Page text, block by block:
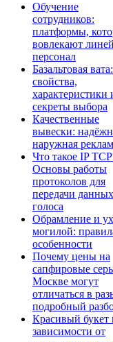
Обучение
сотрудников:
платформы,
вовлекают
персонал
Базальтовая вата:
свойства,
характеристики
секреты выбора
Качественные
вывески:
наружная
Что такое IP
Основы работы
протоколов для
передачи
голоса
Обрамление и
могилой:
особенности
Почему цены на
сапфировые
Москве могут
отличаться в
подробный
Красивый букет
зависимости от